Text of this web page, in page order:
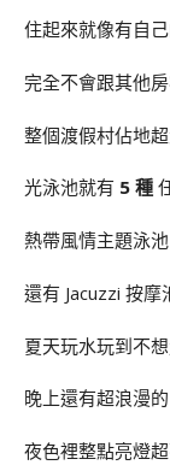
住起來就像有自
完全不會跟其他
整個渡假村佔地超
光泳池就有 5 種
熱帶風情主題泳
還有 Jacuzzi 按
夏天玩水玩到不想
晚上還有超浪漫的
夜色裡整點亮燈超